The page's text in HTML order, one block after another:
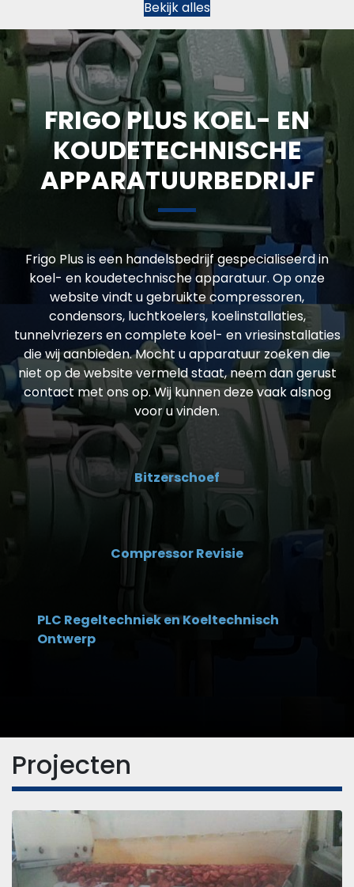
Bekijk alles
FRIGO PLUS KOEL- EN
KOUDETECHNISCHE
APPARATUURBEDRIJF
Frigo Plus is een handelsbedrijf gespecialiseerd in
koel- en koudetechnische apparatuur. Op onze
website vindt u gebruikte compressoren,
condensors, luchtkoelers, koelinstallaties,
tunnelvriezers en complete koel- en vriesinstallaties
die wij aanbieden. Mocht u apparatuur zoeken die
niet op de website vermeld staat, neem dan gerust
contact met ons op. Wij kunnen deze vaak alsnog
voor u vinden.
Bitzerschoef
Compressor Revisie
PLC Regeltechniek en Koeltechnisch
Ontwerp
Projecten